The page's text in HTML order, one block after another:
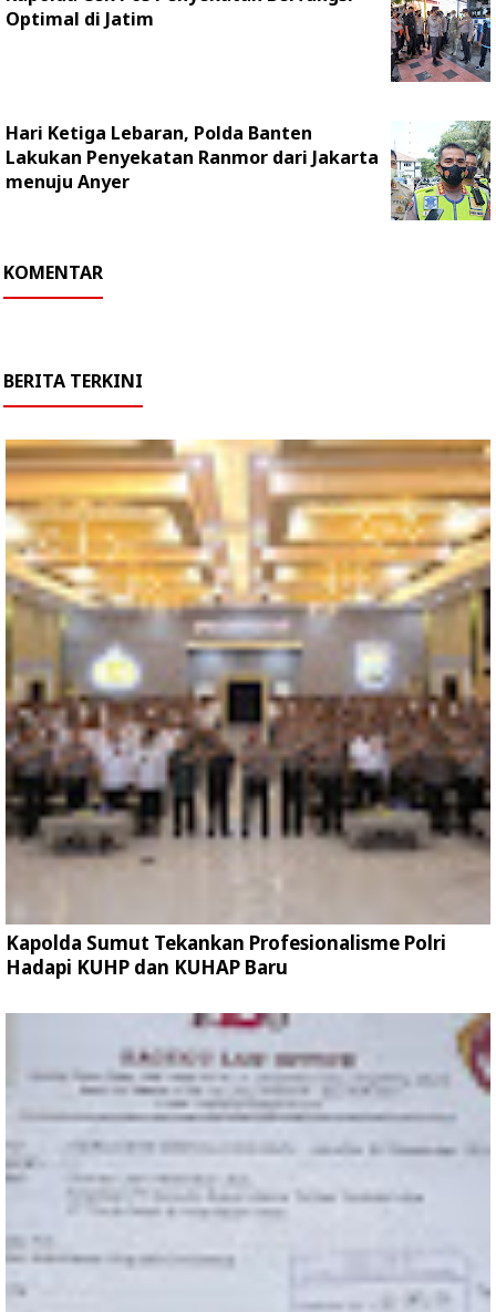
Optimal di Jatim
Hari Ketiga Lebaran, Polda Banten
Lakukan Penyekatan Ranmor dari Jakarta
menuju Anyer
KOMENTAR
BERITA TERKINI
Kapolda Sumut Tekankan Profesionalisme Polri
Hadapi KUHP dan KUHAP Baru